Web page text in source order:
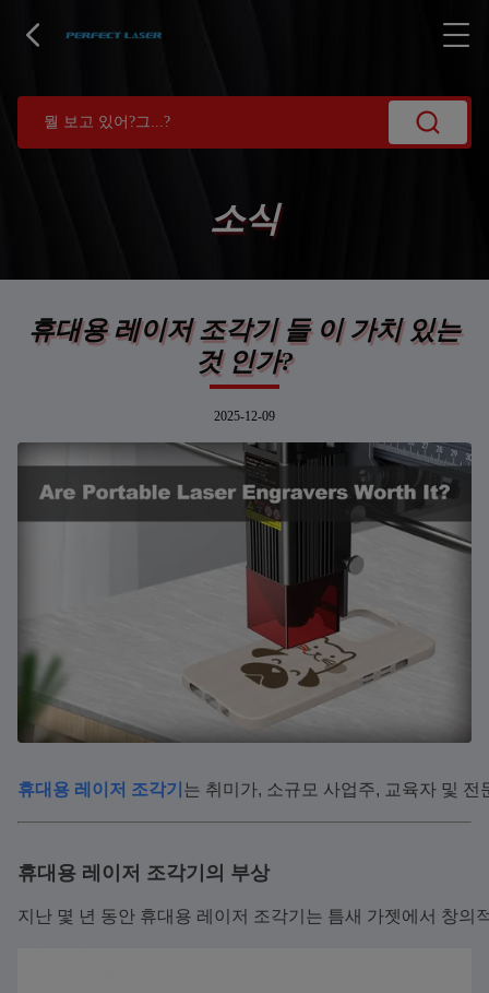
소식
휴대용 레이저 조각기 들 이 가치 있는
것 인가?
2025-12-09
휴대용 레이저 조각기 는 취미가, 소규모 사업주, 교육자 및
휴대용 레이저 조각기의 부상
지난 몇 년 동안 휴대용 레이저 조각기는 틈새 가젯에서 창